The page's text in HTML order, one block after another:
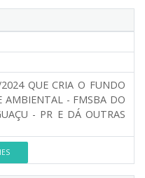
QUE CRIA O FUNDO
AMBIENTAL - FMSBA DO
- PR E DÁ OUTRAS